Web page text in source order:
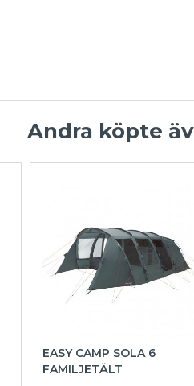
Andra köpte
EASY CAMP SOLA 6
FAMILJETÄLT